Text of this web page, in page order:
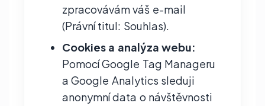
zpracovávám váš e-mail
(Právní titul: Souhlas).
Cookies a analýza webu:
Pomocí Google Tag Manageru
a Google Analytics sleduji
anonymní data o návštěvnosti